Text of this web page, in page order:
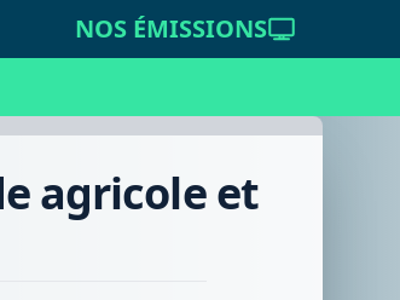
NOS ÉMISSIONS
agricole et